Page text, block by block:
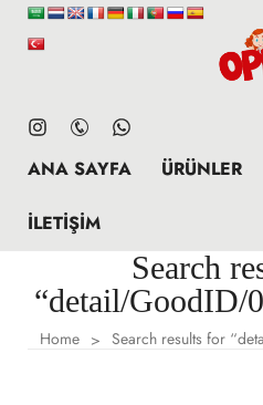
ANA SAYFA ÜRÜNLER
İLETIŞIM
Search
“detail/GoodID/
Home > Search results for